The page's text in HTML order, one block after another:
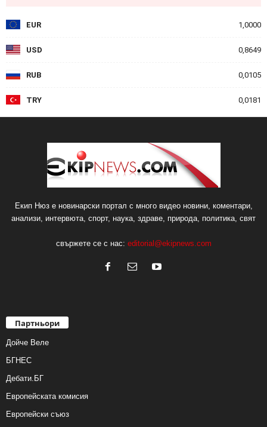
EUR 1,0000
USD 0,8649
RUB 0,0105
TRY 0,0181
Екип Нюз е новинарски портал с много видео новини, коментари,
анализи, интервюта, спорт, наука, здраве, природа, политика, свят
свържете се с нас: editorial@ekipnews.com
Партньори
Дойче Веле
БГНЕС
Дебати.БГ
Европейската комисия
Европейски съюз